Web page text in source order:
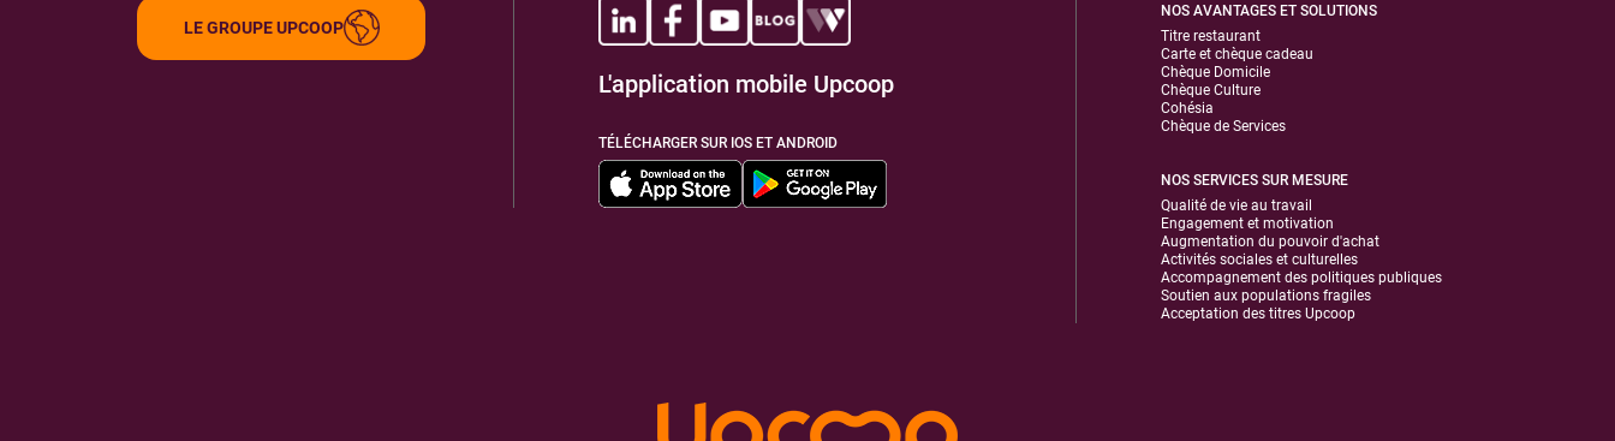
LE GROUPE UPCOOP
L'application mobile Upcoop
TÉLÉCHARGER SUR IOS ET ANDROID
NOS AVANTAGES ET SOLUTIONS
Titre restaurant
Carte et chèque cadeau
Chèque Domicile
Chèque Culture
Cohésia
Chèque de Services
NOS SERVICES SUR MESURE
Qualité de vie au travail
Engagement et motivation
Augmentation du pouvoir d'achat
Activités sociales et culturelles
Accompagnement des politiques publiques
Soutien aux populations fragiles
Acceptation des titres Upcoop